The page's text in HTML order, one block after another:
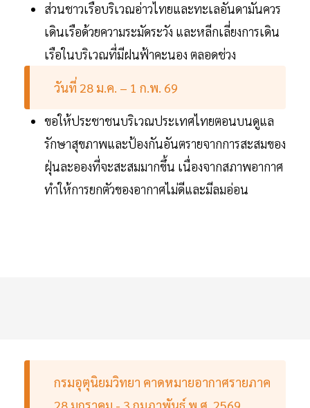
ส่วนชาวเรือบริเวณอ่าวไทยและทะเลอันดามันควร
เดินเรือด้วยความระมัดระวัง และหลีกเลี่ยงการเดิน
เรือในบริเวณที่มีฝนฟ้าคะนอง ตลอดช่วง
วันที่ 28 ม.ค. – 1 ก.พ. 69
ขอให้ประชาชนบริเวณประเทศไทยตอนบนดูแล
รักษาสุขภาพและป้องกันอันตรายจากการสะสมของ
ฝุ่นละอองที่จะสะสมมากขึ้น เนื่องจากสภาพอากาศ
ทำให้การยกตัวของอากาศไม่ดีและมีลมอ่อน
กรมอุตุนิยมวิทยา คาดหมายอากาศรายภาค